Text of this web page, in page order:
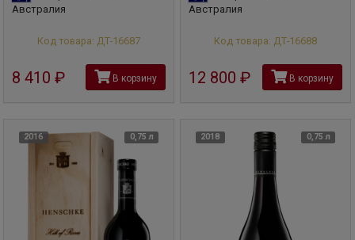
Австралия
Код товара: ДТ-16687
8 410 руб В корзину
Австралия
Код товара: ДТ-16688
12 800 рубВ корзину
2016 0,75 л 2018 0,75 л